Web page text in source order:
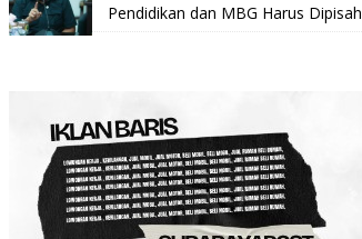
Pendidikan dan MBG Harus Dipisah